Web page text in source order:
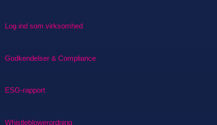
Log ind som virksomhed
Godkendelser & Compliance
ESG-rapport
Whistleblowerordning